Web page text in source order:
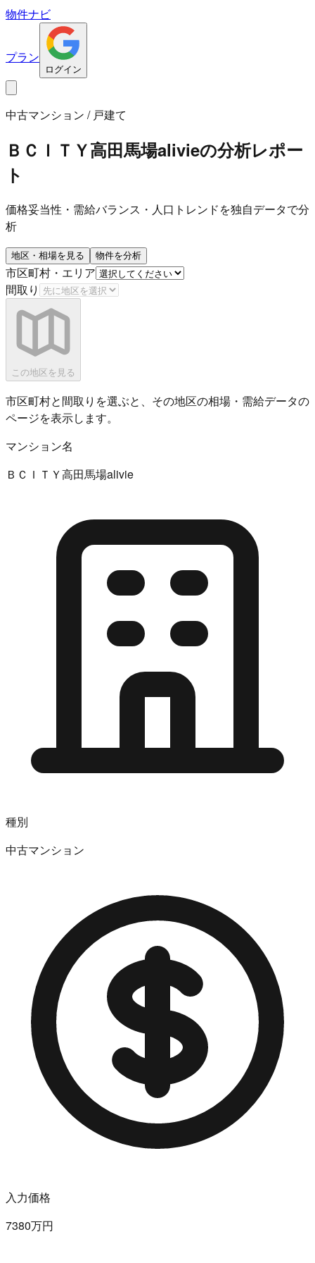
物件ナビ
プラン
ログイン
中古マンション / 戸建て
ＢＣＩＴＹ高田馬場alivieの分析レポー
ト
価格妥当性・需給バランス・人口トレンドを独自データで分
析
地区・相場を見る 物件を分析
市区町村・エリア
間取り
この地区を見る
市区町村と間取りを選ぶと、その地区の相場・需給データの
ページを表示します。
マンション名
ＢＣＩＴＹ高田馬場alivie
種別
中古マンション
入力価格
7380万円